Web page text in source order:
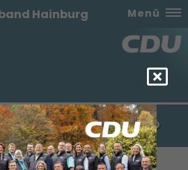
Hainburg Menü
CDU IM GEMEINDEVORSTAND